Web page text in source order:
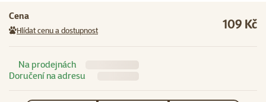
Cena
Hlídat cenu a dostupnost 109 Kč
Na prodejnách
Doručení na adresu